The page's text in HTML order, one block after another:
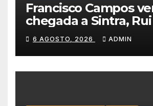
Francisco Campos
chegada a Sintra,
veste de amarelo na
Portugal
6 AGOSTO, 2026 ADMIN